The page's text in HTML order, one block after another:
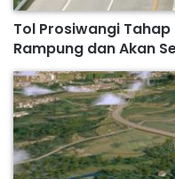
Tol Prosiwangi Tahap
Rampung dan Akan